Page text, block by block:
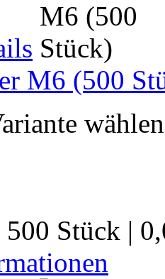
M6 (500
wählen
500 Stück |